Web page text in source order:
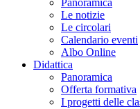
Panoramica
Le notizie
Le circolari
Calendario eventi
Albo Online
Didattica
Panoramica
Offerta formativa
I progetti delle